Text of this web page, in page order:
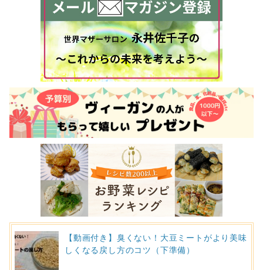
【動画付き】臭くない！大豆ミートがより美味
しくなる戻し方のコツ（下準備）